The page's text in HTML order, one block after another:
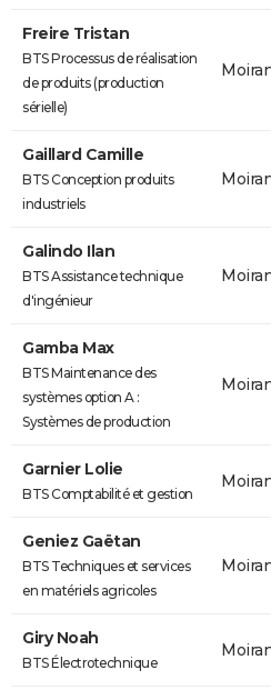
Freire Tristan
BTS Processus de réalisation
de produits (production
sérielle)
Gaillard Camille
BTS Conception produits
industriels
Galindo Ilan
BTS Assistance technique
d'ingénieur
Gamba Max
BTS Maintenance des
systèmes option A :
Systèmes de production
Garnier Lolie
BTS Comptabilité et gestion
Geniez Gaëtan
BTS Techniques et services
en matériels agricoles
Giry Noah
BTS Électrotechnique